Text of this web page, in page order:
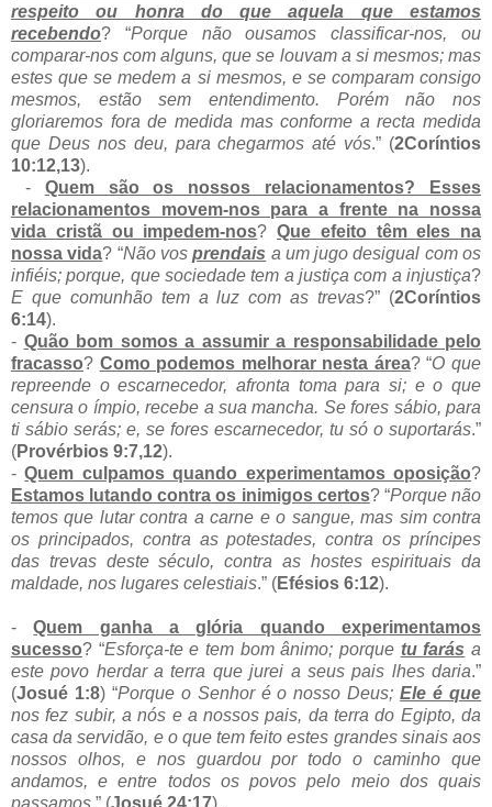
respeito ou honra do que aquela que estamos
recebendo? “Porque não ousamos classificar-nos, ou
comparar-nos com alguns, que se louvam a si mesmos; mas
estes que se medem a si mesmos, e se comparam consigo
mesmos, estão sem entendimento. Porém não nos
gloriaremos fora de medida mas conforme a recta medida
que Deus nos deu, para chegarmos até vós.” (2Coríntios
10:12,13).
- Quem são os nossos relacionamentos? Esses
relacionamentos movem-nos para a frente na nossa
vida cristã ou impedem-nos? Que efeito têm eles na
nossa vida? “Não vos prendais a um jugo desigual com os
infiéis; porque, que sociedade tem a justiça com a injustiça?
E que comunhão tem a luz com as trevas?” (2Coríntios
6:14).
- Quão bom somos a assumir a responsabilidade pelo
fracasso? Como podemos melhorar nesta área? “O que
repreende o escarnecedor, afronta toma para si; e o que
censura o ímpio, recebe a sua mancha. Se fores sábio, para
ti sábio serás; e, se fores escarnecedor, tu só o suportarás.”
(Provérbios 9:7,12).
-Quem culpamos quando experimentamos oposição?
Estamos lutando contra os inimigos certos? “Porque não
temos que lutar contra a carne e o sangue, mas sim contra
os principados, contra as potestades, contra os príncipes
das trevas deste século, contra as hostes espirituais da
maldade, nos lugares celestiais.” (Efésios 6:12).
-Quem ganha a glória quando experimentamos
sucesso? “Esforça-te e tem bom ânimo; porque tu farás a
este povo herdar a terra que jurei a seus pais lhes daria.”
(Josué 1:8) “Porque o Senhor é o nosso Deus;Ele é que
nos fez subir, a nós e a nossos pais, da terra do Egipto, da
casa da servidão, e o que tem feito estes grandes sinais aos
nossos olhos, e nos guardou por todo o caminho que
andamos, e entre todos os povos pelo meio dos quais
passamos.” (Josué 24:17).